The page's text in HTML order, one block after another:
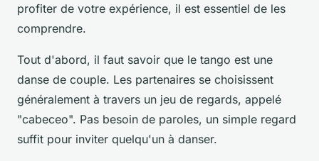
profiter de votre expérience, il est essentiel de les
comprendre.
Tout d'abord, il faut savoir que le tango est une
danse de couple. Les partenaires se choisissent
généralement à travers un jeu de regards, appelé
"cabeceo". Pas besoin de paroles, un simple regard
suffit pour inviter quelqu'un à danser.